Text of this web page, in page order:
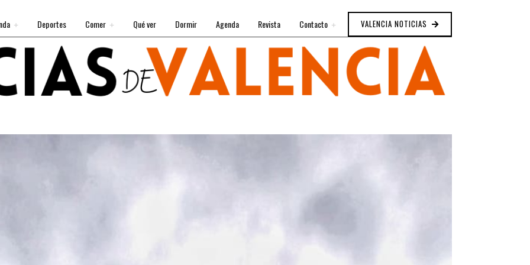
Deportes Comer Qué ver Dormir Agenda Revista Contacto VALENCIA NOTICIAS